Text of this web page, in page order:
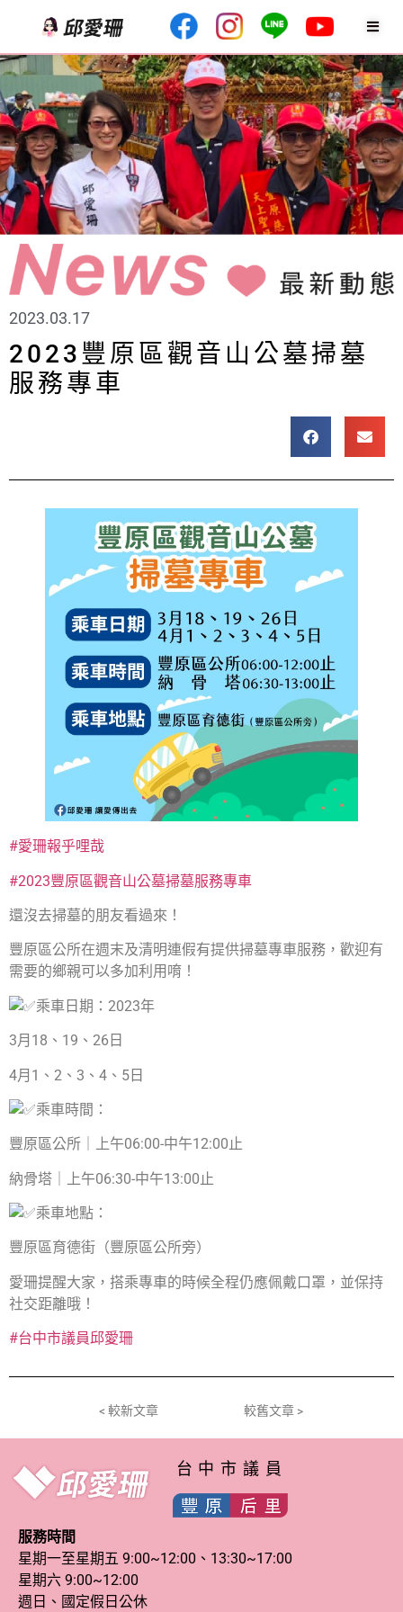
2023.03.17
2023豐原區觀音山公墓掃墓
服務專車
#愛珊報乎哩哉
#2023豐原區觀音山公墓掃墓服務專車
還沒去掃墓的朋友看過來！
豐原區公所在週末及清明連假有提供掃墓專車服務，歡迎有
需要的鄉親可以多加利用唷！
乘車日期：2023年
3月18、19、26日
4月1、2、3、4、5日
乘車時間：
豐原區公所｜上午06:00-中午12:00止
納骨塔｜上午06:30-中午13:00止
乘車地點：
豐原區育德街（豐原區公所旁）
愛珊提醒大家，搭乘專車的時候全程仍應佩戴口罩，並保持
社交距離哦！
#台中市議員邱愛珊
< 較新文章 較舊文章 >
台中市議員
服務時間
星期一至星期五 9:00~12:00、13:30~17:00
星期六 9:00~12:00
週日、國定假日公休